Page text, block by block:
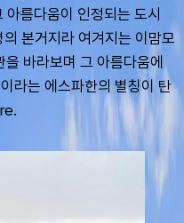
름다움이 인정되는 도시
본거지라 여겨지는 이맘모
바라보며 그 아름다움에
라는 에스파한의 별칭이 탄